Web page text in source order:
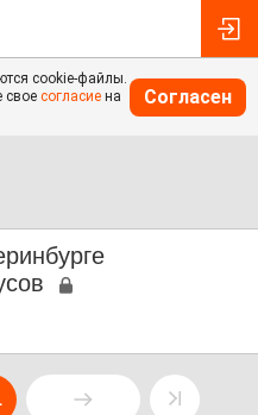
cookie-файлы.
свое согласие на
Согласен